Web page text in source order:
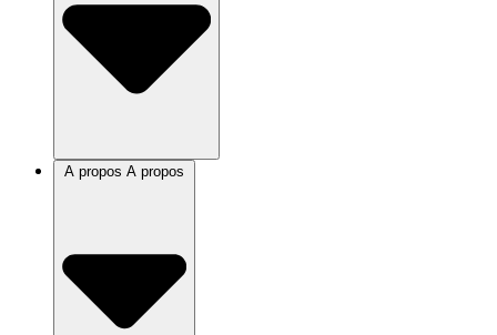
A propos